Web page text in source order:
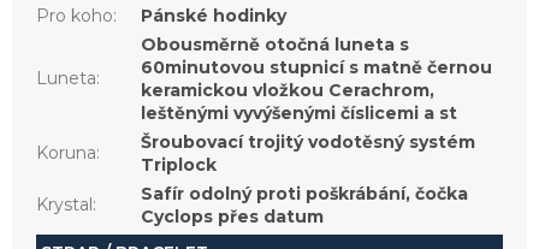
Pro koho: Pánské hodinky
Luneta:
Obousměrně otočná luneta s
60minutovou stupnicí s matně černou
keramickou vložkou Cerachrom,
leštěnými vyvýšenými číslicemi a st
Koruna:
Šroubovací trojitý vodotěsný systém
Triplock
Krystal :
Safír odolný proti poškrábání, čočka
Cyclops přes datum